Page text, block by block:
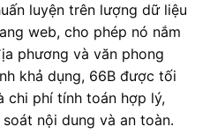
luyện trên lượng dữ liệu
web, cho phép nó nắm
phương và văn phong
khả dụng, 66B được tối
chi phí tính toán hợp lý,
nội dung và an toàn.